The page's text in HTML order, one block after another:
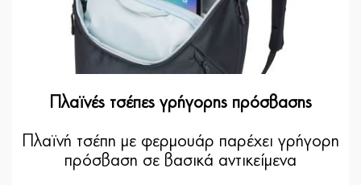
Πλαϊνές τσέπες γρήγορης πρόσβασης
Πλαϊνή τσέπη με φερμουάρ παρέχει γρήγορη
πρόσβαση σε βασικά αντικείμενα